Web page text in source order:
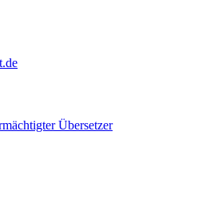
Übersetzer